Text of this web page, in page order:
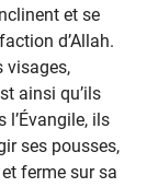
et se
d’Allah.
visages,
ainsi qu’ils
ils
ses pousses,
ferme sur sa